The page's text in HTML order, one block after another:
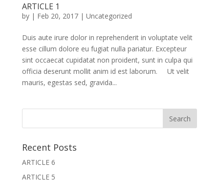
ARTICLE 1
by | Feb 20, 2017| Uncategorized
Duis aute irure dolor in reprehenderit in voluptate velit
esse cillum dolore eu fugiat nulla pariatur. Excepteur
sint occaecat cupidatat non proident, sunt in culpa qui
officia deserunt mollit anim id est laborum. Ut velit
mauris, egestas sed, gravida...
Recent Posts
ARTICLE 6
ARTICLE 5